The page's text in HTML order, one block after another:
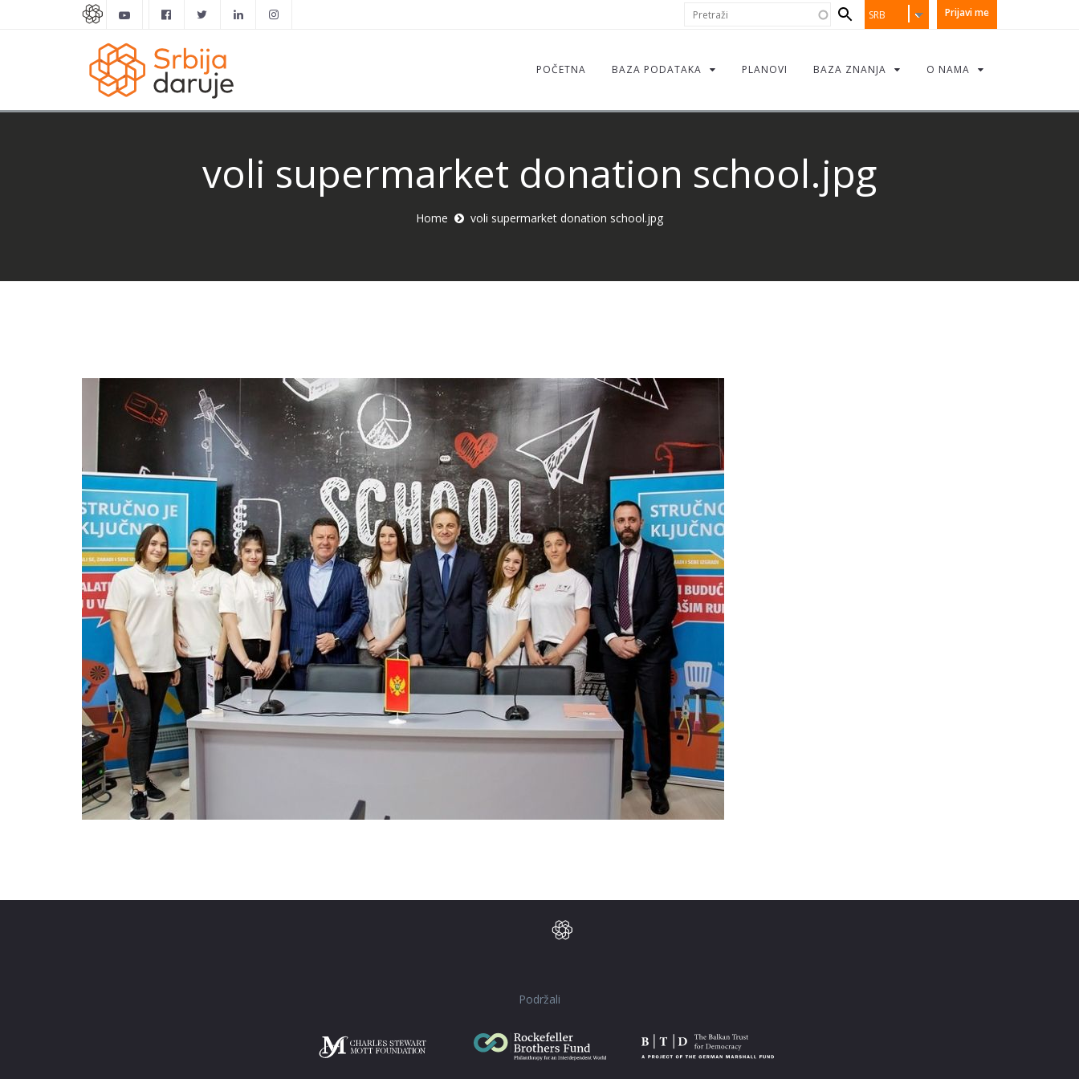
Prijavi me
SRB
Search
form
POČETNA BAZA PODATAKA PLANOVI BAZA ZNANJA O NAMA
voli supermarket donation school.jpg
Home voli supermarket donation school.jpg
Podržali